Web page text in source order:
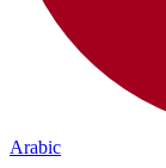
Arabic